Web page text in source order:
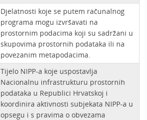
Djelatnosti koje se putem računalnog
programa mogu izvršavati na
prostornim podacima koji su sadržani u
skupovima prostornih podataka ili na
povezanim metapodacima.
Tijelo NIPP-a koje uspostavlja
Nacionalnu infrastrukturu prostornih
podataka u Republici Hrvatskoj i
koordinira aktivnosti subjekata NIPP-a u
opsegu i s pravima o obvezama